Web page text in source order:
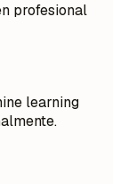
profesional
learning